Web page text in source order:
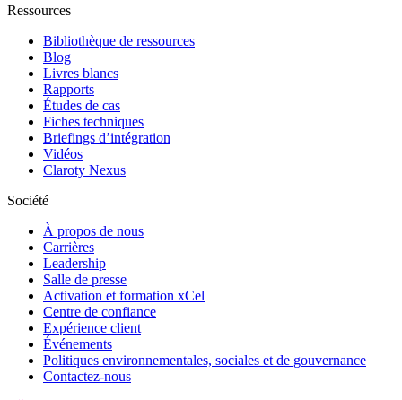
Ressources
Bibliothèque de ressources
Blog
Livres blancs
Rapports
Études de cas
Fiches techniques
Briefings d’intégration
Vidéos
Claroty Nexus
Société
À propos de nous
Carrières
Leadership
Salle de presse
Activation et formation xCel
Centre de confiance
Expérience client
Événements
Politiques environnementales, sociales et de gouvernance
Contactez-nous